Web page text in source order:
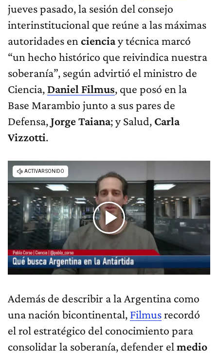
jueves pasado, la sesión del consejo
interinstitucional que reúne a las máximas
autoridades en cienciay técnica marcó
“un hecho histórico que reivindica nuestra
soberanía”, según advirtió el ministro de
Ciencia, Daniel Filmus, que posó en la
Base Marambio junto a sus pares de
Defensa,Jorge Taiana; y Salud, Carla
Vizzotti.
Además de describir a la Argentina como
una nación bicontinental, Filmusrecordó
el rol estratégico del conocimiento para
consolidar la soberanía, defender el medio